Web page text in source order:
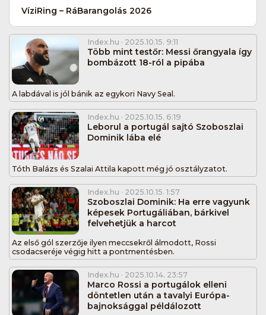
VíziRing – RáBarangolás 2026
Index.hu · 2025.10.15. 9:11
Több mint testőr: Messi őrangyala így
bombázott 18-ról a pipába
A labdával is jól bánik az egykori Navy Seal.
Index.hu · 2025.10.15. 6:19
Leborul a portugál sajtó Szoboszlai
Dominik lába elé
Tóth Balázs és Szalai Attila kapott még jó osztályzatot.
Index.hu · 2025.10.15. 1:57
Szoboszlai Dominik: Ha erre vagyunk
képesek Portugáliában, bárkivel
felvehetjük a harcot
Az első gól szerzője ilyen meccsekről álmodott, Rossi
csodacseréje végig hitt a pontmentésben.
Index.hu · 2025.10.14. 23:57
Marco Rossi a portugálok elleni
döntetlen után a tavalyi Európa-
bajnoksággal példálozott